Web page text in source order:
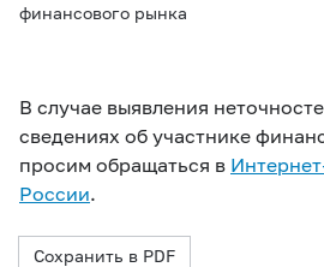
финансового рынка
В случае выявления
сведениях об участнике
просим обращаться в
России.
Сохранить в PDF